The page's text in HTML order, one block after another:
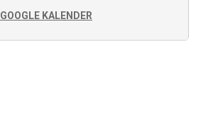
GOOGLE KALENDER